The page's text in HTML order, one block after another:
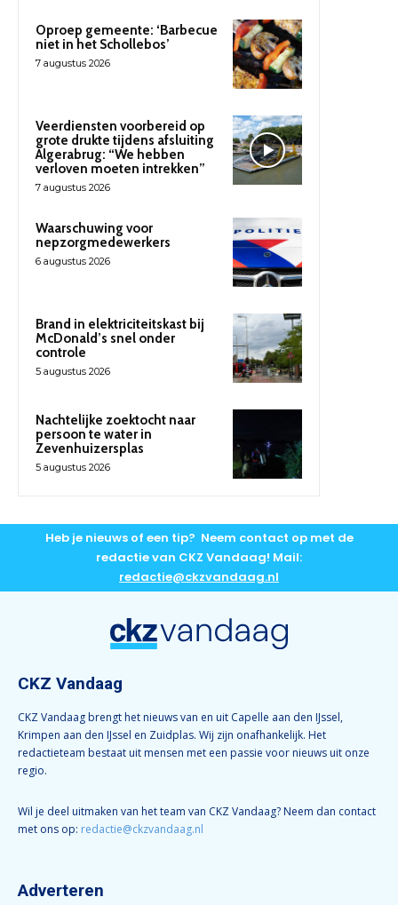
Oproep gemeente: ‘Barbecue
niet in het Schollebos’
7 augustus 2026
Veerdiensten voorbereid op
grote drukte tijdens afsluiting
Algerabrug: “We hebben
verloven moeten intrekken”
7 augustus 2026
Waarschuwing voor
nepzorgmedewerkers
6 augustus 2026
Brand in elektriciteitskast bij
McDonald’s snel onder
controle
5 augustus 2026
Nachtelijke zoektocht naar
persoon te water in
Zevenhuizersplas
5 augustus 2026
Heb je nieuws of een tip? Neem contact op met de
redactie van CKZ Vandaag! Mail:
redactie@ckzvandaag.nl
CKZ Vandaag
CKZ Vandaag brengt het nieuws van en uit Capelle aan den IJssel,
Krimpen aan den IJssel en Zuidplas. Wij zijn onafhankelijk. Het
redactieteam bestaat uit mensen met een passie voor nieuws uit onze
regio.
Wil je deel uitmaken van het team van CKZ Vandaag? Neem dan contact
met ons op: redactie@ckzvandaag.nl
Adverteren